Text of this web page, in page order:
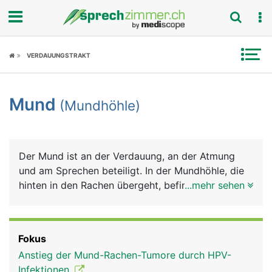
Fokus
Symptome
News
Rubriken
VERDAUUNGSTRAKT
Mund (Mundhöhle)
Der Mund ist an der Verdauung, an der Atmung
und am Sprechen beteiligt. In der Mundhöhle, die
hinten in den Rachen übergeht, befinden sich die
Speicheldrüsen und Schleimzellen der
Mundschleimhaut ständig feucht gehalten. Den
...mehr sehen
Fokus
Anstieg der Mund-Rachen-Tumore durch HPV-
Infektionen